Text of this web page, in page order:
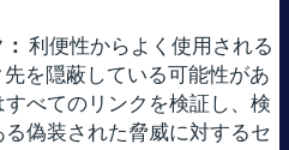
利便性からよく使用される
を隠蔽している可能性があ
べてのリンクを検証し、検
偽装された脅威に対するセ